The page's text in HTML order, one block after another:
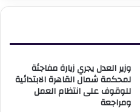
وزير العدل يجري زيارة مفاجئة
لمحكمة شمال القاهرة الابتدائية
للوقوف على انتظام العمل
ومراجعة